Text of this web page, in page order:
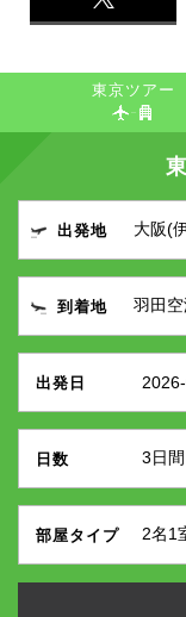
東京ツアー
出発地
到着地
出発日
日数
部屋タイプ